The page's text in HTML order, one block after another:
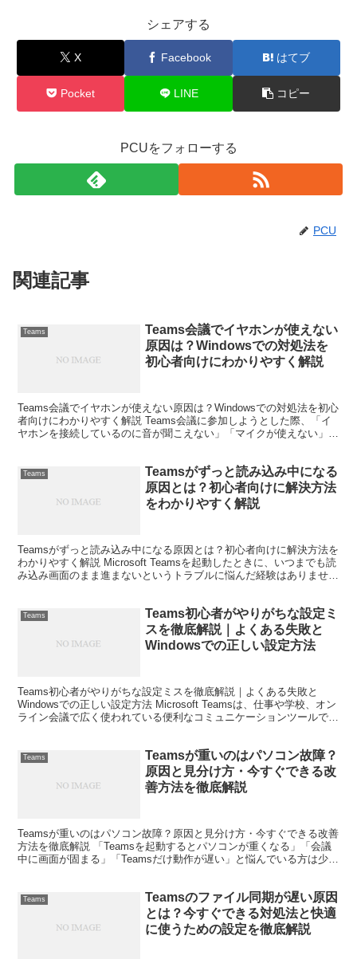
シェアする
X Facebook はてブ
Pocket LINE コピー
PCUをフォローする
PCU
関連記事
Teams
Teams会議でイヤホンが使えない
原因は？Windowsでの対処法を
初心者向けにわかりやすく解説
Teams会議でイヤホンが使えない原因は？Windowsでの対処法を初心
者向けにわかりやすく解説 Teams会議に参加しようとした際、「イ
ヤホンを接続しているのに音が聞こえない」「マイクが使えない」
Teams
Teamsがずっと読み込み中になる
原因とは？初心者向けに解決方法
をわかりやすく解説
Teamsがずっと読み込み中になる原因とは？初心者向けに解決方法を
わかりやすく解説 Microsoft Teamsを起動したときに、いつまでも読
み込み画面のまま進まないというトラブルに悩んだ経験はありません
Teams
Teams初心者がやりがちな設定ミ
スを徹底解説｜よくある失敗と
Windowsでの正しい設定方法
Teams初心者がやりがちな設定ミスを徹底解説｜よくある失敗と
Windowsでの正しい設定方法 Microsoft Teamsは、仕事や学校、オン
ライン会議で広く使われている便利なコミュニケーションツールで
Teams
Teamsが重いのはパソコン故障？
原因と見分け方・今すぐできる改
善方法を徹底解説
Teamsが重いのはパソコン故障？原因と見分け方・今すぐできる改善
方法を徹底解説 「Teamsを起動するとパソコンが重くなる」「会議
中に画面が固まる」「Teamsだけ動作が遅い」と悩んでいる方は少な
Teams
Teamsのファイル同期が遅い原因
とは？今すぐできる対処法と快適
に使うための設定を徹底解説